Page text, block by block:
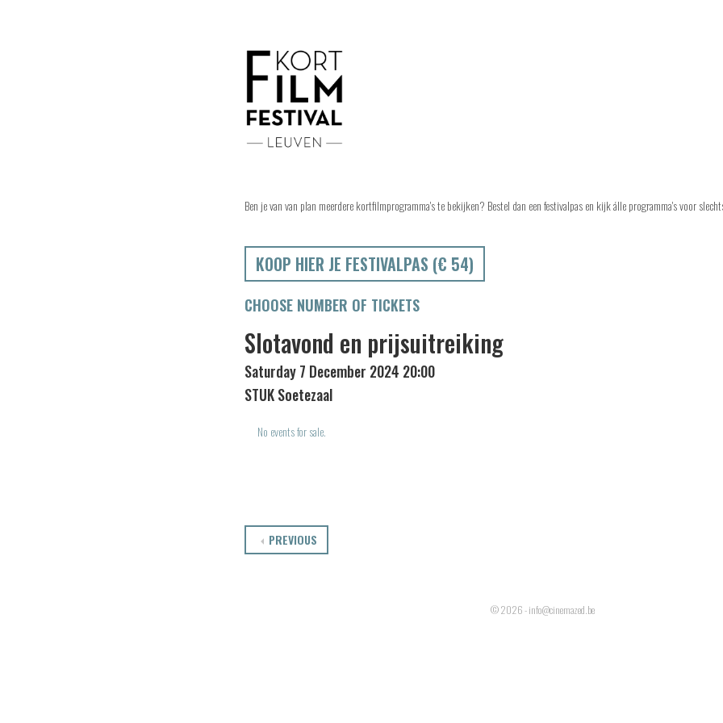
Ben je van van plan meerdere kortfilmprogramma's te bekijken? Bestel dan een festivalpas en kijk álle programma's voor
KOOP HIER JE FESTIVALPAS (€ 54)
CHOOSE NUMBER OF TICKETS
Slotavond en prijsuitreiking
Saturday 7 December 2024 20:00
STUK Soetezaal
No events for sale.
PREVIOUS
© 2026 - info@cinemazed.be